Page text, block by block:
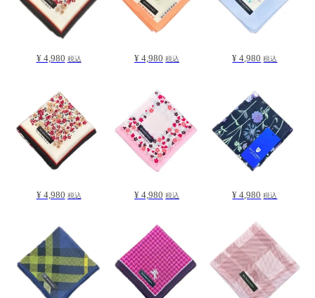
¥ 4,980 税込 ¥ 4,980 税込 ¥ 4,980 税込
¥ 4,980 税込 ¥ 4,980 税込 ¥ 4,980 税込